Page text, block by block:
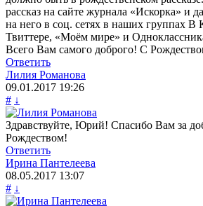
рассказ на сайте журнала «Искорка» и
на него в соц. сетях в наших группах В
Твиттере, «Моём мире» и
Всего Вам самого доброго! С
Ответить
Лилия Романова
09.01.2017 19:26
# ↓
Здравствуйте, Юрий! Спасибо Вам за
Рождеством!
Ответить
Ирина Пантелеева
08.05.2017 13:07
# ↓